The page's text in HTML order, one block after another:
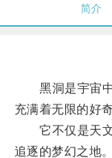
简介
黑洞是宇宙中
充满着无限的好
它不仅是天文
追逐的梦幻之地。